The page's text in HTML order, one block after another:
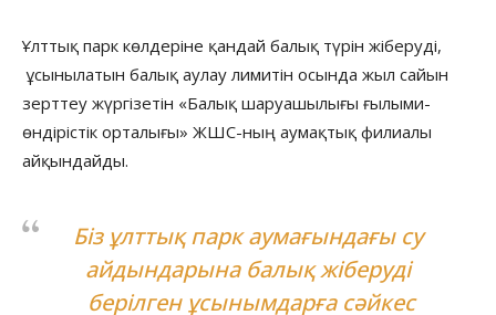
Ұлттық парк көлдеріне қандай балық түрін жіберуді,
ұсынылатын балық аулау лимитін осында жыл сайын
зерттеу жүргізетін «Балық шаруашылығы ғылыми-
өндірістік орталығы» ЖШС-ның аумақтық филиалы
айқындайды.
Біз ұлттық парк аумағындағы су
айдындарына балық жіберуді
берілген ұсынымдарға сәйкес